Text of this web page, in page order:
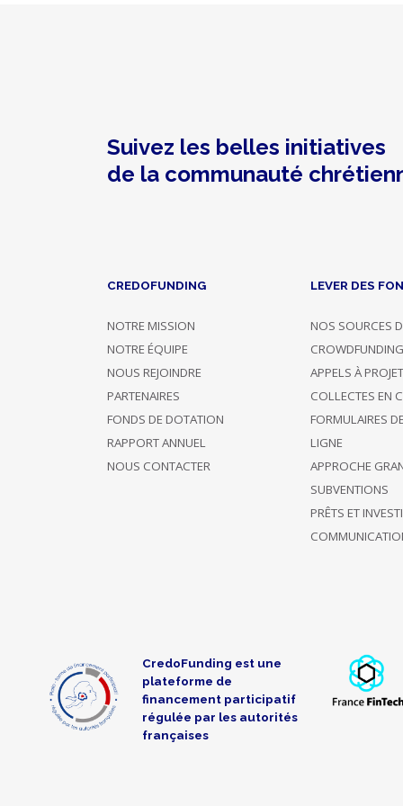
Suivez les belles initiatives
de la communauté
CREDOFUNDING
NOTRE MISSION
NOTRE ÉQUIPE
NOUS REJOINDRE
PARTENAIRES
FONDS DE DOTATION
RAPPORT ANNUEL
NOUS CONTACTER
LEVER DES
NOS SOURCES
CROWDFUNDING
APPELS À
COLLECTES EN
FORMULAIRES
LIGNE
APPROCHE
SUBVENTIONS
PRÊTS ET
CredoFunding est une
plateforme de
financement participatif
régulée par les autorités
françaises